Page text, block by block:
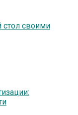
стол своими